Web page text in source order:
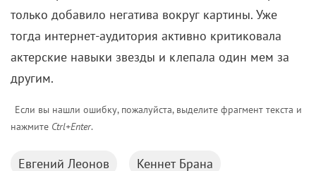
другим.
Если вы нашли ошибку, пожалуйста, выделите фрагмент текста и
нажмитеCtrl+Enter.